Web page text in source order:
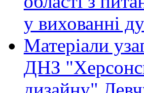
у вихованні
Матеріали
ДНЗ